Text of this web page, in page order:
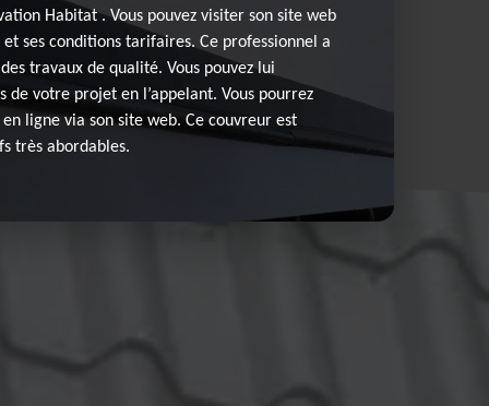
Habitat . Vous pouvez visiter son site web
ses conditions tarifaires. Ce professionnel a
travaux de qualité. Vous pouvez lui
de votre projet en l’appelant. Vous pourrez
ligne via son site web. Ce couvreur est
très abordables.